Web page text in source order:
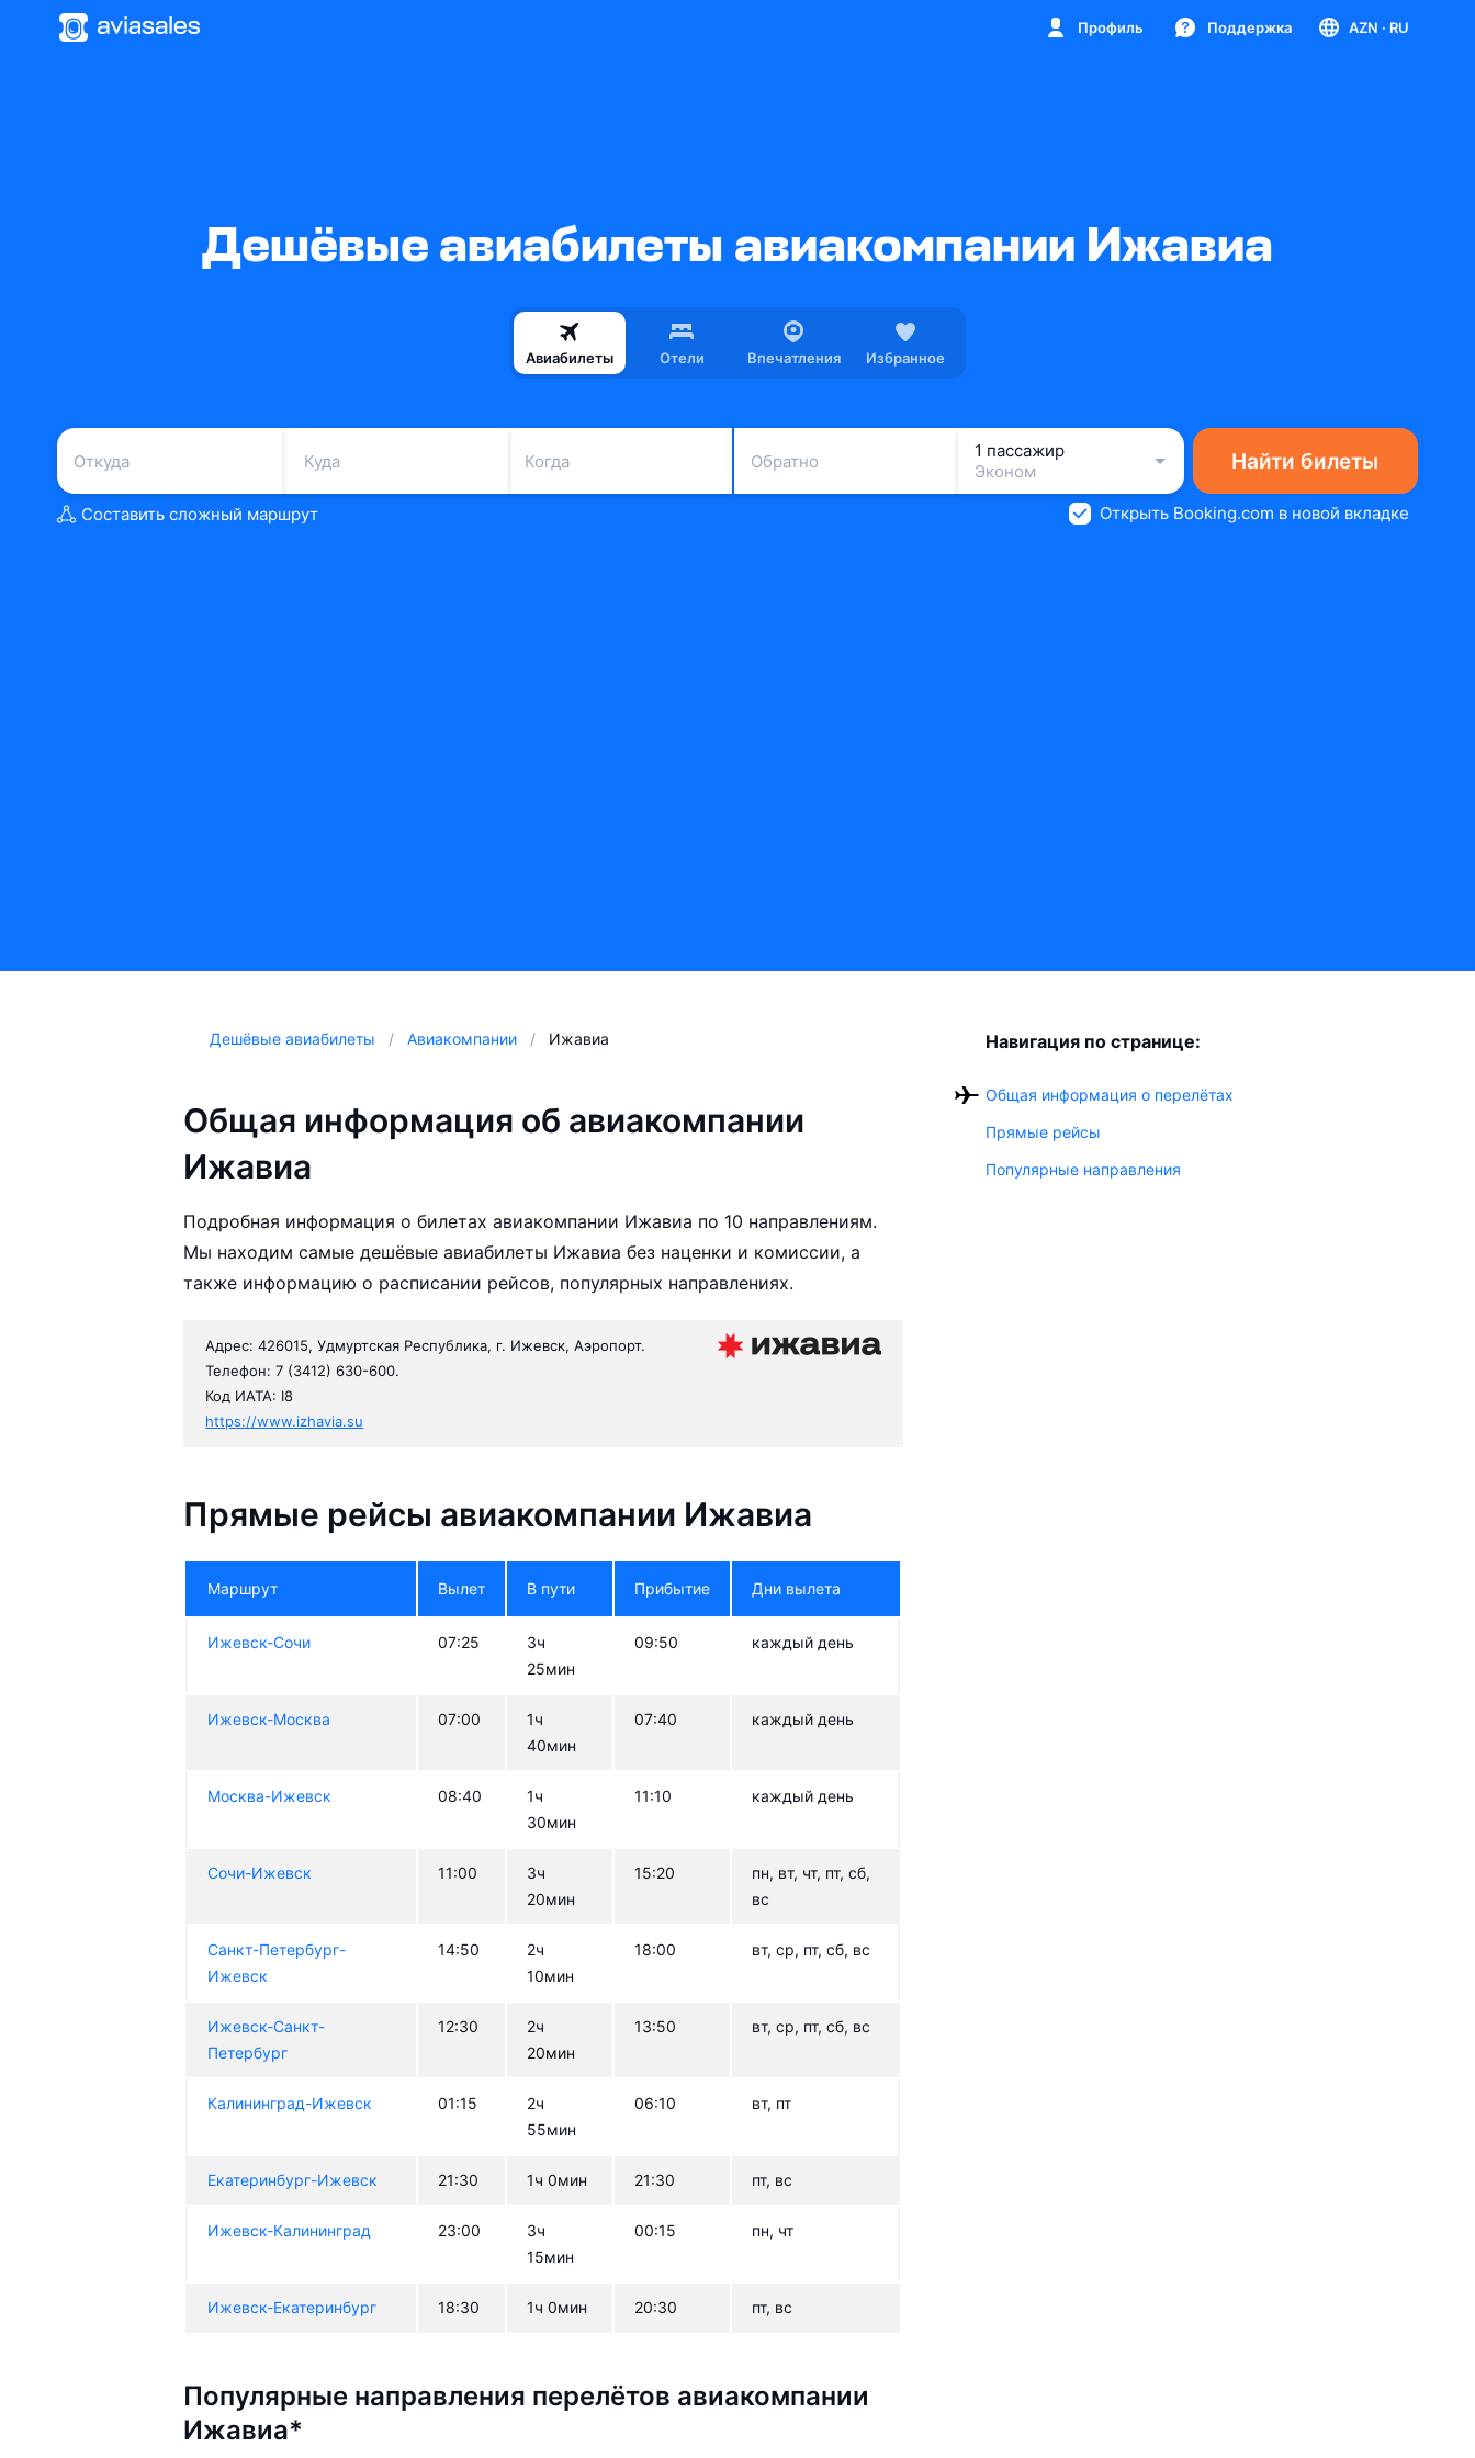
Профиль Поддержка AZN · RU
Дешёвые авиабилеты авиакомпании Ижавиа
Авиабилеты Отели Впечатления Избранное
Когда Обратно
1 пассажир
Эконом
Найти билеты
Составить сложный маршрут Открыть Booking.com в новой вкладке
Дешёвые авиабилеты Авиакомпании Ижавиа
Общая информация об авиакомпании
Ижавиа
Подробная информация о билетах авиакомпании Ижавиа по 10 направлениям.
Мы находим самые дешёвые авиабилеты Ижавиа без наценки и комиссии, а
также информацию о расписании рейсов, популярных направлениях.
Адрес: 426015, Удмуртская Республика, г. Ижевск, Аэропорт.
Телефон: 7 (3412) 630-600.
Код ИАТА: I8
https://www.izhavia.su
Прямые рейсы авиакомпании Ижавиа
Маршрут Вылет В пути Прибытие Дни вылета
Ижевск-Сочи 07:25
3ч
25мин
09:50 каждый день
Ижевск-Москва 07:00
1ч
40мин
07:40 каждый день
Москва-Ижевск 08:40
1ч
30мин
11:10 каждый день
Сочи-Ижевск 11:00
3ч
20мин
15:20
пн, вт, чт, пт, сб,
вс
Санкт-Петербург-
Ижевск
14:50
2ч
10мин
18:00 вт, ср, пт, сб, вс
Ижевск-Санкт-
Петербург
12:30
2ч
20мин
13:50 вт, ср, пт, сб, вс
Калининград-Ижевск 01:15
2ч
55мин
06:10 вт, пт
Екатеринбург-Ижевск 21:30 1ч 0мин 21:30 пт, вс
Ижевск-Калининград 23:00
3ч
15мин
00:15 пн, чт
Ижевск-Екатеринбург 18:30 1ч 0мин 20:30 пт, вс
Популярные направления перелётов авиакомпании
Ижавиа*
Навигация по странице:
Общая информация о перелётах
Прямые рейсы
Популярные направления